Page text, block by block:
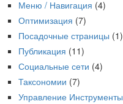
Меню / Навигация (4)
Оптимизация (7)
Посадочные страницы (1)
Публикация (11)
Социальные сети (4)
Таксономии (7)
Управление Инструменты